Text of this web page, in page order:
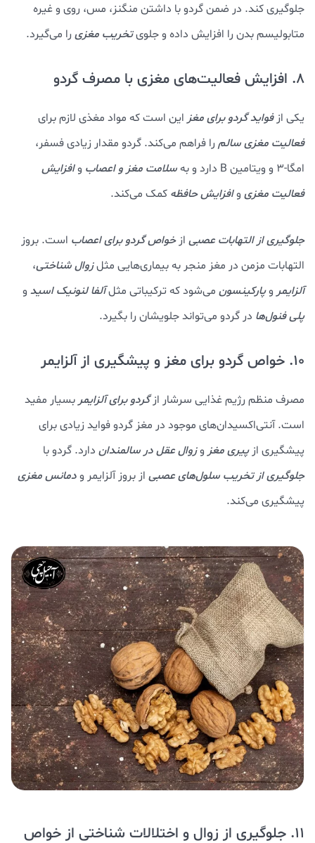
جلوگیری کند. در ضمن گردو با داشتن منگنز، مس، روی و غیره
متابولیسم بدن را افزایش داده و جلویتخریب مغزی را می‌گیرد.
8. افزایش فعالیت‌های مغزی با مصرف گردو
یکی ازفواید گردو برای مغز این است که مواد مغذی لازم برای
فعالیت مغزی سالم را فراهم می‌کند. گردو مقدار زیادی فسفر،
امگا-3 و ویتامین B دارد و به
سلامت مغز و اعصاب وافزایش
فعالیت مغزی وافزایش حافظه کمک می‌کند.
جلوگیری از التهابات عصبی ازخواص گردو برای اعصاب است. بروز
التهابات مزمن در مغز منجر به بیماری‌هایی مثلزوال شناختی،
آلزایمر وپارکینسون می‌شود که ترکیباتی مثلآلفا لنونیک اسید و
پلی فنول‌ها در گردو می‌تواند جلویشان را بگیرد.
10. خواص گردو برای مغز و پیشگیری از آلزایمر
مصرف منظم رژیم غذایی سرشار ازگردو برای آلزایمر بسیار مفید
است. آنتی‌اکسیدان‌های موجود در مغز گردو فواید زیادی برای
پیشگیری از پیری مغز وزوال عقل در سالمندان دارد. گردو با
جلوگیری از تخریب سلول‌های عصبی از بروز آلزایمر ودمانس مغزی
پیشگیری می‌کند.
11. جلوگیری از زوال و اختلالات شناختی از خواص